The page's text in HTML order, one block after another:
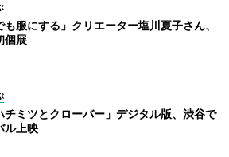
も服にする」クリエーター塩川夏子さん、
個展
チミツとクローバー」デジタル版、渋谷で
ル上映